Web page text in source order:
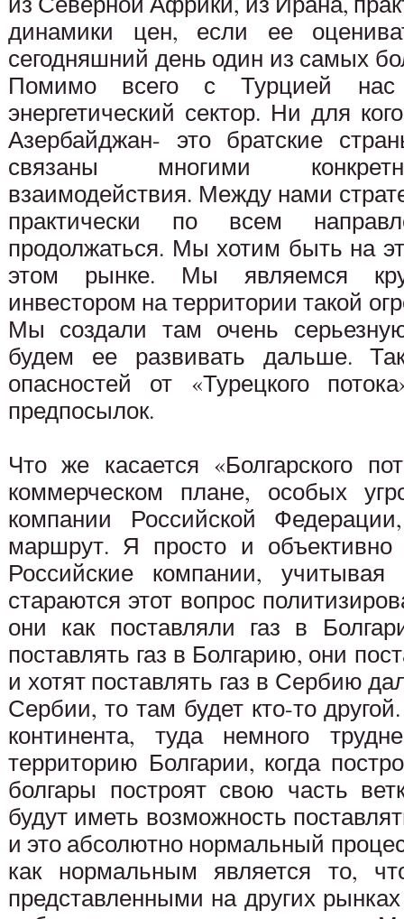
динамики цен, если ее
сегодняшний день один из самых
Помимо всего с Турцией нас
энергетический сектор. Ни для
Азербайджан- это братские
связаны многими
взаимодействия. Между нами
практически по всем
продолжаться. Мы хотим быть на
этом рынке. Мы являемся
инвестором на территории такой
Мы создали там очень
будем ее развивать дальше.
опасностей от «Турецкого
предпосылок.
Что же касается «Болгарского
коммерческом плане, особых
компании Российской
маршрут. Я просто и
Российские компании,
стараются этот вопрос
они как поставляли газ в
поставлять газ в Болгарию, они
и хотят поставлять газ в Сербию
Сербии, то там будет кто-то
континента, туда немного
территорию Болгарии, когда
болгары построят свою часть
будут иметь возможность
и это абсолютно нормальный
как нормальным является то,
представленными на других